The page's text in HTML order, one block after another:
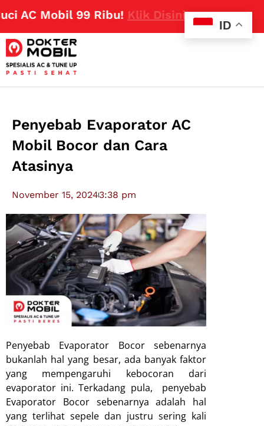
Mobil 99 Ribu!Klik Disini
Penyebab Evaporator AC
Mobil Bocor dan Cara
Atasinya
November 15, 20243:38 pm
Penyebab Evaporator Bocor sebenarnya
bukanlah hal yang besar, ada banyak faktor
yang mempengaruhi kebocoran dari
evaporator ini. Terkadang pula, penyebab
Evaporator Bocor sebenarnya adalah hal
yang terlihat sepele dan justru sering kali
ID